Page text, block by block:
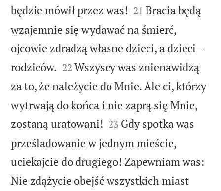
będzie mówił przez was! 

21 Bracia będą
wzajemnie się wydawać na śmierć,
ojcowie zdradzą własne dzieci, a dzieci—
rodziców. 

22 Wszyscy was znienawidzą
za to, że należycie do Mnie. Ale ci, którzy
wytrwają do końca i nie zaprą się Mnie,
zostaną uratowani! 

23 Gdy spotka was
prześladowanie w jednym mieście,
uciekajcie do drugiego! Zapewniam was:
Nie zdążycie obejść wszystkich miast